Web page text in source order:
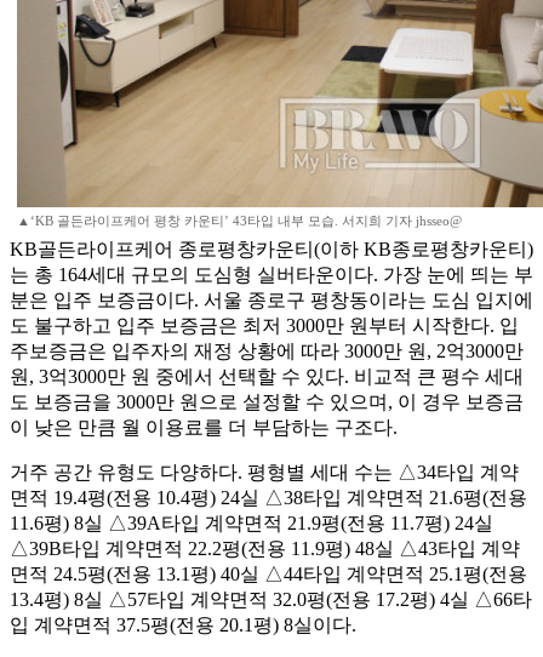
▲‘KB 골든라이프케어 평창 카운티’ 43타입 내부 모습. 서지희 기자 jhsseo@
KB골든라이프케어 종로평창카운티(이하 KB종로평창카운티)
는 총 164세대 규모의 도심형 실버타운이다. 가장 눈에 띄는 부
분은 입주 보증금이다. 서울 종로구 평창동이라는 도심 입지에
도 불구하고 입주 보증금은 최저 3000만 원부터 시작한다. 입
주보증금은 입주자의 재정 상황에 따라 3000만 원, 2억3000만
원, 3억3000만 원 중에서 선택할 수 있다. 비교적 큰 평수 세대
도 보증금을 3000만 원으로 설정할 수 있으며, 이 경우 보증금
이 낮은 만큼 월 이용료를 더 부담하는 구조다.
거주 공간 유형도 다양하다. 평형별 세대 수는 △34타입 계약
면적 19.4평(전용 10.4평) 24실 △38타입 계약면적 21.6평(전용
11.6평) 8실 △39A타입 계약면적 21.9평(전용 11.7평) 24실
△39B타입 계약면적 22.2평(전용 11.9평) 48실 △43타입 계약
면적 24.5평(전용 13.1평) 40실 △44타입 계약면적 25.1평(전용
13.4평) 8실 △57타입 계약면적 32.0평(전용 17.2평) 4실 △66타
입 계약면적 37.5평(전용 20.1평) 8실이다.